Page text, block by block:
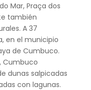
Mar, Praça dos
también
A 37
en el municipio
de Cumbuco.
Cumbuco
dunas salpicadas
con lagunas.